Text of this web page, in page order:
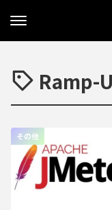
Ramp-
その他